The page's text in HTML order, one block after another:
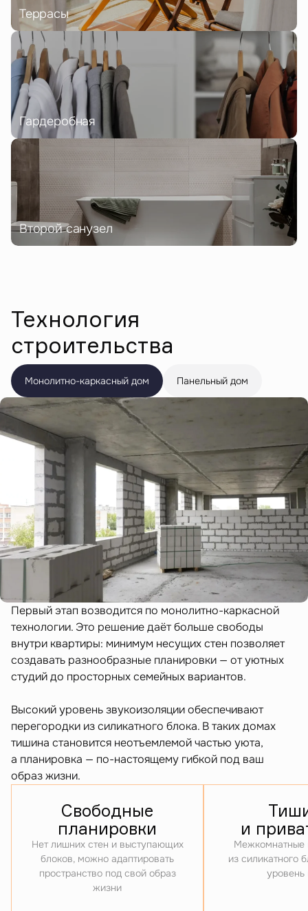
Террасы
Гардеробная
Второй санузел
Технология
строительства
Монолитно-каркасный дом Панельный дом
Первый этап возводится по монолитно-каркасной
технологии. Это решение даёт больше свободы
внутри квартиры: минимум несущих стен позволяет
создавать разнообразные планировки — от уютных
студий до просторных семейных вариантов.
Высокий уровень звукоизоляции обеспечивают
перегородки из силикатного блока. В таких домах
тишина становится неотъемлемой частью уюта,
а планировка — по-настоящему гибкой под ваш
образ жизни.
Свободные
планировки
Нет лишних стен и выступающих
блоков, можно адаптировать
пространство под свой образ
жизни
и
Межкомнатные
из силикатного